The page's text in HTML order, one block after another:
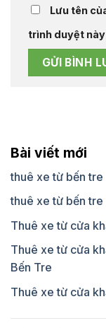
Lưu tên
trình duyệt
Bài viết mới
thuê xe từ bến
thuê xe từ bến
Thuê xe từ cửa
Thuê xe từ cửa
Bến Tre
Thuê xe từ cửa